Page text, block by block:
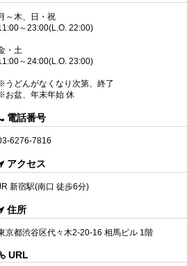
～木、日・祝
～23:00(L.O. 22:00)
・土
～24:00(L.O. 23:00)
うどんがなくなり次第、終了
お盆、年末年始 休
電話番号
6276-7816
アクセス
新宿駅(南口 徒歩6分)
住所
京都渋谷区代々木2-20-16 相馬ビル 1階
URL